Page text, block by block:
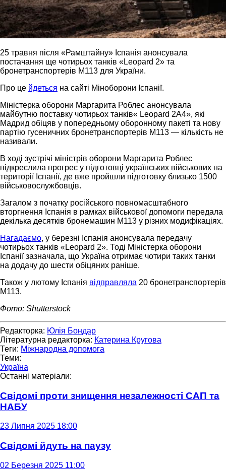
25 травня після «Рамштайну» Іспанія анонсувала
постачання ще чотирьох танків «Leopard 2» та
бронетранспортерів M113 для України.
Про це йдеться на сайті Міноборони Іспанії.
Міністерка оборони Маргарита Роблес анонсувала
майбутню поставку чотирьох танків« Leopard 2A4», які
Мадрид обіцяв у попередньому оборонному пакеті та нову
партію гусеничних бронетранспортерів M113 — кількість не
називали.
В ході зустрічі міністрів оборони Маргарита Роблес
підкреслила прогрес у підготовці українських військових на
території Іспанії, де вже пройшли підготовку близько 1500
військовослужбовців.
Загалом з початку російського повномасштабного
вторгнення Іспанія в рамках військової допомоги передала
декілька десятків бронемашин М113 у різних модифікаціях.
Нагадаємо, у березні Іспанія анонсувала передачу
чотирьох танків «Leopard 2». Тоді Міністерка оборони
Іспанії зазначала, що Україна отримає чотири таких танки
на додачу до шести обіцяних раніше.
Також у лютому Іспанія відправляла 20 бронетранспортерів
M113.
Фото: Shutterstock
Редакторка: Юлія Бондар
Літературна редакторка: Катерина Кругова
Теги: Міжнародна допомога
Теми:
Україна
Останні матеріали:
Свідомі проти знищення незалежності САП та
НАБУ
23 Липня 2025 18:00
Свідомі йдуть на паузу
02 Березня 2025 11:00